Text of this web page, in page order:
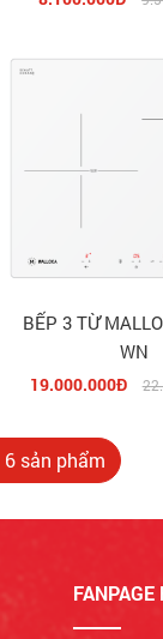
BẾP 3 TỪ
WN
19.000.000Đ
6 sản phẩm
FANPAGE